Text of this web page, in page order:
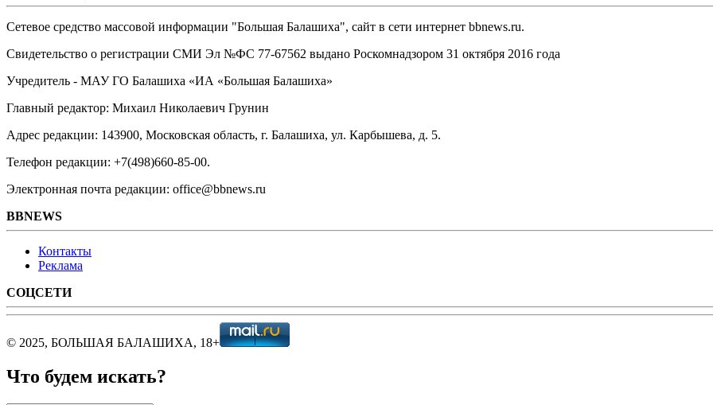
Сетевое средство массовой информации "Большая Балашиха", сайт в сети интернет bbnews.ru.
Свидетельство о регистрации СМИ Эл №ФС ‎77-67562 выдано Роскомнадзором 31 октября 2016 года
Учредитель - МАУ ГО Балашиха «ИА «Большая Балашиха»
Главный редактор: Михаил Николаевич Грунин
Адрес редакции: 143900, Московская область, г. Балашиха, ул. Карбышева, д. 5.
Телефон редакции: +7(498)660-85-00.
Электронная почта редакции: office@bbnews.ru
BBNEWS
Контакты
Реклама
СОЦСЕТИ
© 2025, БОЛЬШАЯ БАЛАШИХА, 18+
Что будем искать?